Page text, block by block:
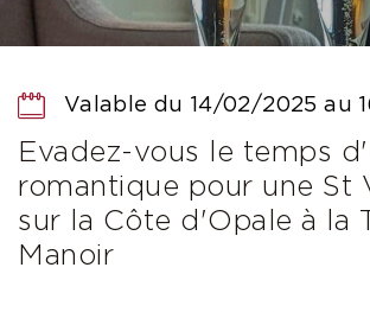
Valable du 14/02/2025 au
Evadez-vous le temps
romantique pour une St
sur la Côte d'Opale à la
Manoir